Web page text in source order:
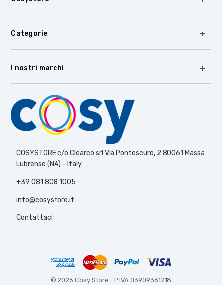
Categorie
I nostri marchi
COSYSTORE c/o Clearco srl Via Pontescuro, 2 80061 Massa
Lubrense (NA) - Italy
+39 081 808 1005
info@cosystore.it
Contattaci
© 2026 Cosy Store - P.IVA 03909361218